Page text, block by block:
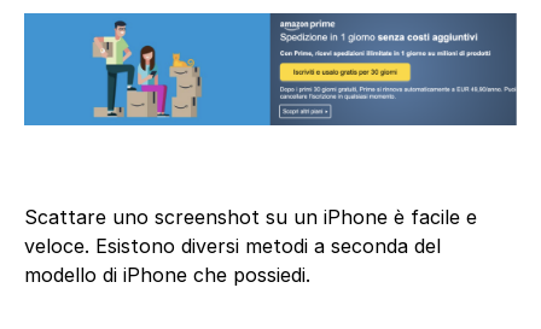
Scattare uno screenshot su un iPhone è facile e
veloce. Esistono diversi metodi a seconda del
modello di iPhone che possiedi.